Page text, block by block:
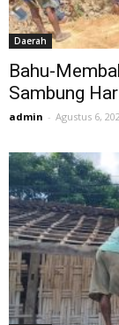
Daerah
Bahu-
Sambung
admin - Agustus 6,